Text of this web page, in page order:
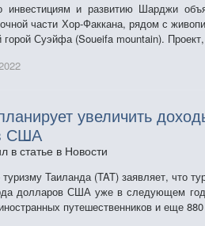
инвестициям и развитию Шарджи
части Хор-Факкана, рядом с
Суэйфа (Soueifa mountain).
увеличить
США
в статье в Новости
Таиланда (TAT) заявляет, что
долларов США уже в следующем
путешественников и еще